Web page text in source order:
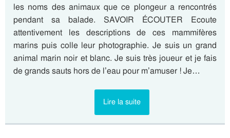
les noms des animaux que ce plongeur a rencontrés
pendant sa balade. SAVOIR ÉCOUTER Ecoute
attentivement les descriptions de ces mammifères
marins puis colle leur photographie. Je suis un grand
animal marin noir et blanc. Je suis très joueur et je fais
de grands sauts hors de l’eau pour m’amuser ! Je…
Lire la suite